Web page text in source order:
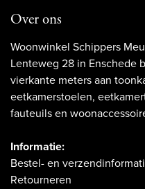
Over ons
Woonwinkel Schippers
Lenteweg 28 in Enschede
vierkante meters aan
eetkamerstoelen,
fauteuils en
Informatie:
Bestel- en
Retourneren